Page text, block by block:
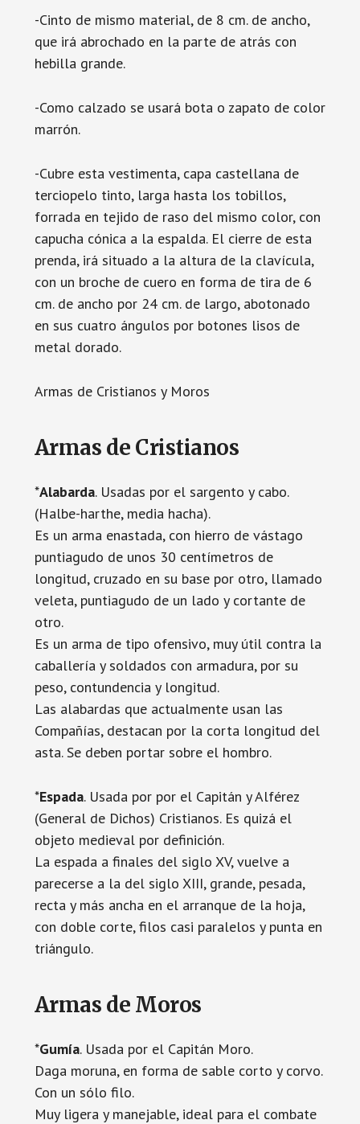
-Cinto de mismo material, de 8 cm. de ancho,
que irá abrochado en la parte de atrás con
hebilla grande.
-Como calzado se usará bota o zapato de color
marrón.
-Cubre esta vestimenta, capa castellana de
terciopelo tinto, larga hasta los tobillos,
forrada en tejido de raso del mismo color, con
capucha cónica a la espalda. El cierre de esta
prenda, irá situado a la altura de la clavícula,
con un broche de cuero en forma de tira de 6
cm. de ancho por 24 cm. de largo, abotonado
en sus cuatro ángulos por botones lisos de
metal dorado.
Armas de Cristianos y Moros
Armas de Cristianos
*Alabarda. Usadas por el sargento y cabo.
(Halbe-harthe, media hacha).
Es un arma enastada, con hierro de vástago
puntiagudo de unos 30 centímetros de
longitud, cruzado en su base por otro, llamado
veleta, puntiagudo de un lado y cortante de
otro.
Es un arma de tipo ofensivo, muy útil contra la
caballería y soldados con armadura, por su
peso, contundencia y longitud.
Las alabardas que actualmente usan las
Compañías, destacan por la corta longitud del
asta. Se deben portar sobre el hombro.
*Espada. Usada por por el Capitán y Alférez
(General de Dichos) Cristianos. Es quizá el
objeto medieval por definición.
La espada a finales del siglo XV, vuelve a
parecerse a la del siglo XIII, grande, pesada,
recta y más ancha en el arranque de la hoja,
con doble corte, filos casi paralelos y punta en
triángulo.
Armas de Moros
*Gumía. Usada por el Capitán Moro.
Daga moruna, en forma de sable corto y corvo.
Con un sólo filo.
Muy ligera y manejable, ideal para el combate